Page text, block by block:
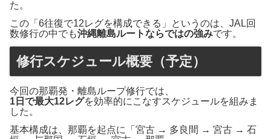
た。
この「6往復で12レグを構成できる」というのは、JAL回
数修行の中でも沖縄離島ルートならではの強みです。
修行スケジュール概要（予定）
今回の那覇発・離島ループ修行では、
1日で最大12レグを効率的にこなすスケジュールを組みま
した。
基本構成は、那覇を起点に「宮古 → 多良間 → 宮古 → 石